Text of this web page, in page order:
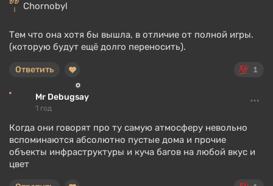
Chornobyl
Тем что она хотя бы вышла, в отличие от полной игры.
(которую будут ещё долго переносить).
1
Ответить
Mr Debugsay
1 год
Когда они говорят про ту самую атмосферу невольно
вспоминаются абсолютно пустые дома и прочие
объекты инфраструктуры и куча багов на любой вкус и
цвет